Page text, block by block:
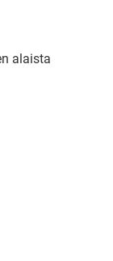
alaista